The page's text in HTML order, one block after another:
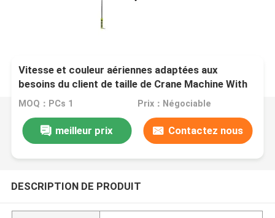
Vitesse et couleur aériennes adaptées aux
besoins du client de taille de Crane Machine With
Adjustable Lift
MOQ：PCs 1 Prix：Négociable
meilleur prix Contactez nous
DESCRIPTION DE PRODUIT